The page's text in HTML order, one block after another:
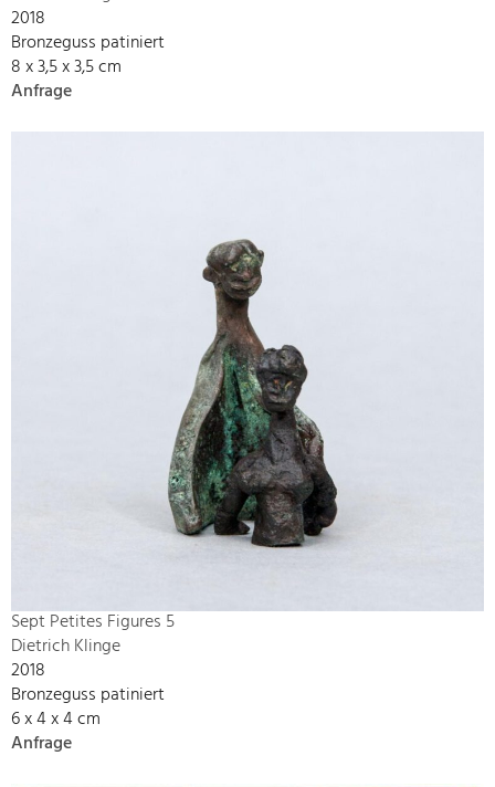
2018
Bronzeguss patiniert
8 x 3,5 x 3,5 cm
Anfrage
Sept Petites Figures 5
Dietrich Klinge
2018
Bronzeguss patiniert
6 x 4 x 4 cm
Anfrage